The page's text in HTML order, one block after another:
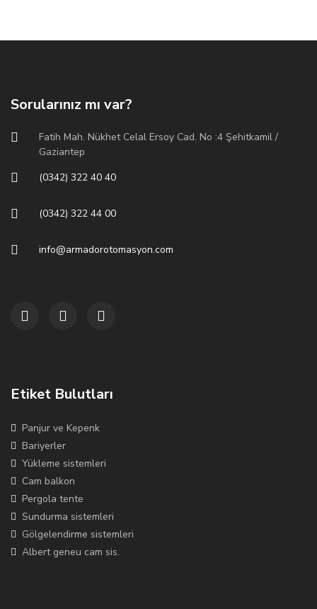
Sorularınız mı var?
Fatih Mah. Nükhet Celal Ersoy Cad. No :4 Şehitkamil /
Gaziantep
(0342) 322 40 40
(0342) 322 44 00
info@armadorotomasyon.com
Etiket Bulutları
Panjur ve Kepenk
Bariyerler
Yükleme sistemleri
Cam balkon
Pergola tente
Sundurma sistemleri
Gölgelendirme sistemleri
Albert geneu cam sis.